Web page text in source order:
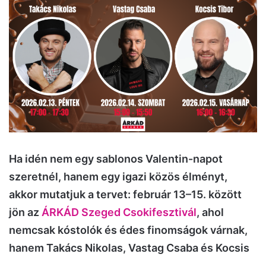
Ha idén nem egy sablonos Valentin-napot
szeretnél, hanem egy igazi közös élményt,
akkor mutatjuk a tervet: február 13–15. között
jön az ÁRKÁD Szeged Csokifesztivál, ahol
nemcsak kóstolók és édes finomságok várnak,
hanem Takács Nikolas, Vastag Csaba és Kocsis